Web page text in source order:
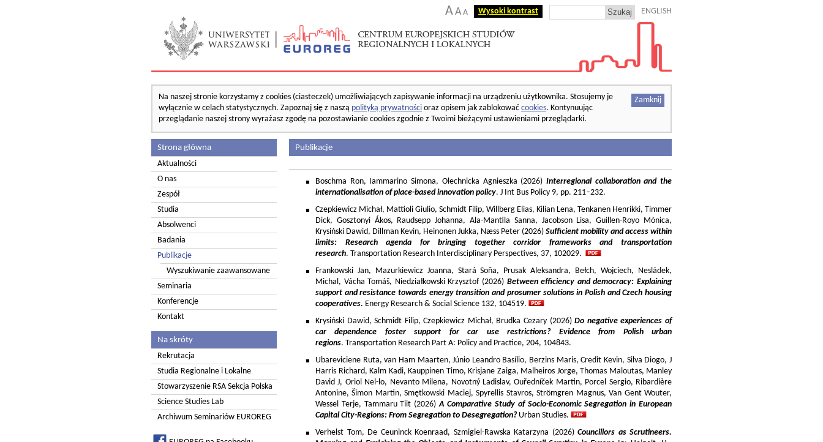
AA A Wysoki kontrast ENGLISH
Zamknij
Na naszej stronie korzystamy z cookies (ciasteczek) umożliwiających zapisywanie informacji na urządzeniu użytkownika. Stosujemy je
wyłącznie w celach statystycznych. Zapoznaj się z naszą polityką prywatności oraz opisem jak zablokować cookies. Kontynuując
przeglądanie naszej strony wyrażasz zgodę na pozostawianie cookies zgodnie z Twoimi bieżącymi ustawieniami przeglądarki.
Strona główna
Aktualności
O nas
Zespół
Studia
Absolwenci
Badania
Publikacje
Wyszukiwanie zaawansowane
Seminaria
Konferencje
Kontakt
Na skróty
Rekrutacja
Studia Regionalne i Lokalne
Stowarzyszenie RSA Sekcja Polska
Science Studies Lab
Archiwum Seminariów EUROREG
Publikacje
Boschma Ron, Iammarino Simona, Olechnicka Agnieszka (2026) Interregional collaboration and the
internationalisation of place-based innovation policy. J Int Bus Policy 9, pp. 211–232.
Czepkiewicz Michał, Mattioli Giulio, Schmidt Filip, Willberg Elias, Kilian Lena, Tenkanen Henrikki, Timmer
Dick, Gosztonyi Ákos, Raudsepp Johanna, Ala-Mantila Sanna, Jacobson Lisa, Guillen-Royo Mònica,
Krysiński Dawid, Dillman Kevin, Heinonen Jukka, Næss Peter (2026) Sufficient mobility and access within
limits: Research agenda for bringing together corridor frameworks and transportation
research. Transportation Research Interdisciplinary Perspectives, 37, 102029.
Frankowski Jan, Mazurkiewicz Joanna, Stará Soňa, Prusak Aleksandra, Bełch, Wojciech, Nesládek,
Michal, Vácha Tomáš, Niedziałkowski Krzysztof (2026) Between efficiency and democracy: Explaining
support and resistance towards energy transition and prosumer solutions in Polish and Czech housing
cooperatives. Energy Research & Social Science 132, 104519.
Krysiński Dawid, Schmidt Filip, Czepkiewicz Michał, Brudka Cezary (2026)Do negative experiences of
car dependence foster support for car use restrictions? Evidence from Polish urban
regions. Transportation Research Part A: Policy and Practice, 204, 104843.
Ubareviciene Ruta, van Ham Maarten, Júnio Leandro Basílio, Berzins Maris, Credit Kevin, Silva Diogo, J
Harris Richard, Kalm Kadi, Kauppinen Timo, Krisjane Zaiga, Malheiros Jorge, Thomas Maloutas, Manley
David J, Oriol Nel-lo, Nevanto Milena, Novotný Ladislav, Ouředníček Martin, Porcel Sergio, Ribardière
Antonine, Šimon Martin, Smętkowski Maciej, Spyrellis Stavros, Strömgren Magnus, Van Gent Wouter,
Wessel Terje, Tammaru Tiit (2026)A Comparative Study of Socio-Economic Segregation in European
Capital City-Regions: From Segregation to Desegregation?Urban Studies.
Verhelst Tom, De Ceuninck Koenraad, Szmigiel-Rawska Katarzyna (2026) Councillors as Scrutineers.